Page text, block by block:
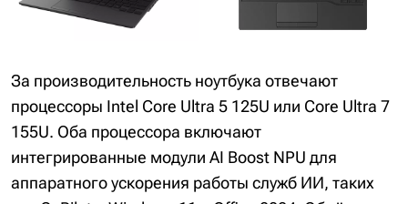
За производительность ноутбука отвечают
процессоры Intel Core Ultra 5 125U или Core Ultra 7
155U. Оба процессора включают
интегрированные модули AI Boost NPU для
аппаратного ускорения работы служб ИИ, таких